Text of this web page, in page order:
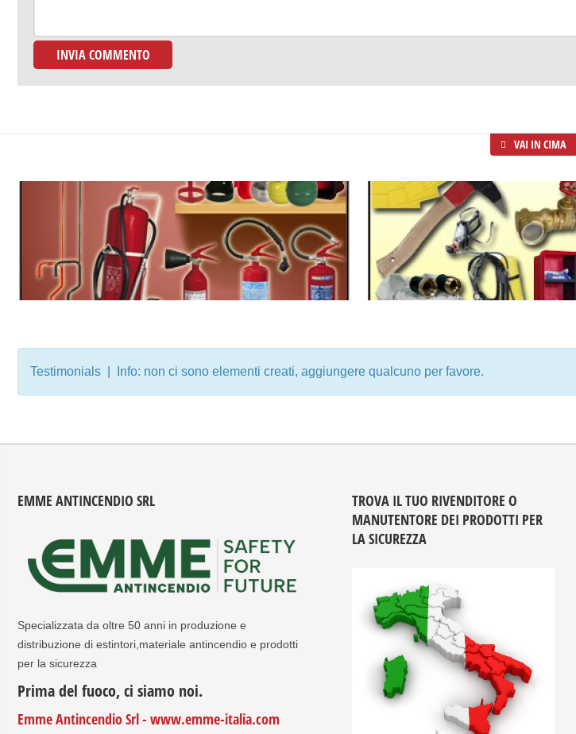
VAI IN CIMA
Potrai acquistare o consultare comodamente sul nostro e-
commerce selezionando una tra le categorie sottostanti
DESIDERATO Possibilità per il cliente di ricevere il prodotto
selezionandolo in fase di acquisto Acquistare il prodotto e
VICINO
CENTINAIA DI PRODOTTI
A TUA DISPOSIZIONE: IDRANTI,
Testimonials | Info: non ci sono elementi creati, aggiungere qualcuno per favore.
EMME ANTINCENDIO SRL
Specializzata da oltre 50 anni in produzione e
distribuzione di estintori,materiale antincendio e prodotti
per la sicurezza
Prima del fuoco, ci siamo noi.
Emme Antincendio Srl - www.emme-italia.com
TROVA IL TUO RIVENDITORE O
MANUTENTORE DEI PRODOTTI PER
LA SICUREZZA